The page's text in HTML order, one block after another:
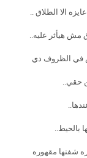
الا الطلاق ..
مش هيأثر عليه..
في الظروف دي
حقي..
بالحيط..
شفتها مقهوره